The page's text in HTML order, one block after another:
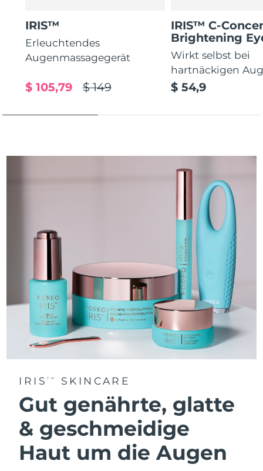
IRIS™
Erleuchtendes
Augenmassagegerät
$ 149
$ 105,79
IRIS™ C-
Brightening
Wirkt selbst bei
hartnäckigen
$ 54,9
IRISTM SKINCARE
Gut genährte, glatte
& geschmeidige
Haut um die Augen